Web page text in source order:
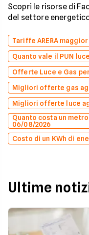
Scopri le risorse di
del settore
Tariffe ARERA
Quanto vale il PUN
Offerte Luce e Gas
Migliori offerte gas
Migliori offerte luce
Quanto costa un
06/08/2026
Costo di un KWh di
Ultime